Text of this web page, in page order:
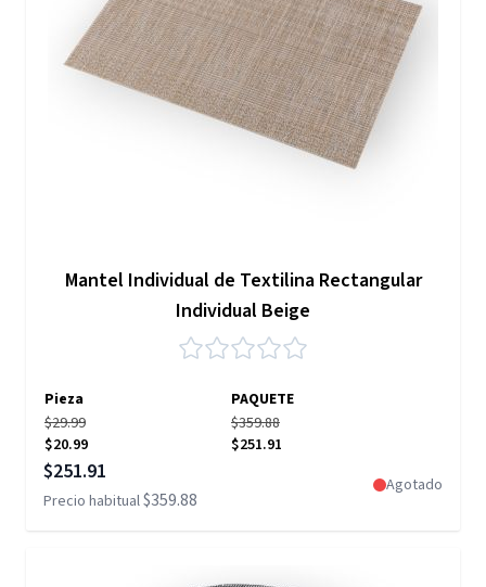
Mantel Individual de Textilina Rectangular
Individual Beige
Pieza
PAQUETE
$29.99
$20.99
$359.88
$251.91
Precio especial
$251.91
Precio habitual$359.88
Agotado